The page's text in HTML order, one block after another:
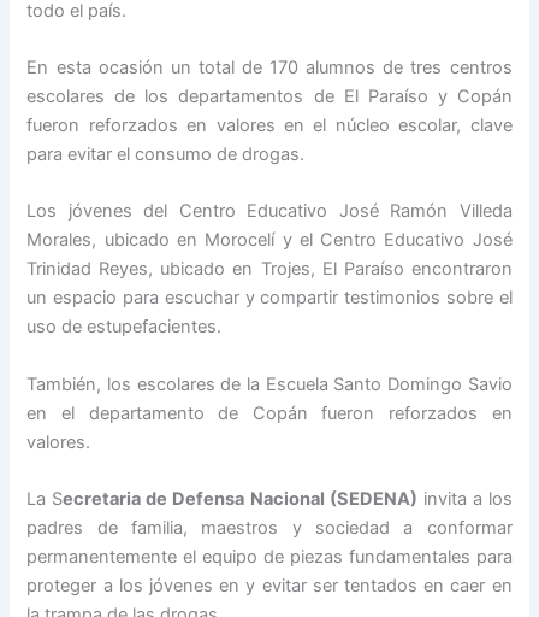
todo el país.
En esta ocasión un total de 170 alumnos de tres centros
escolares de los departamentos de El Paraíso y Copán
fueron reforzados en valores en el núcleo escolar, clave
para evitar el consumo de drogas.
Los jóvenes del Centro Educativo José Ramón Villeda
Morales, ubicado en Morocelí y el Centro Educativo José
Trinidad Reyes, ubicado en Trojes, El Paraíso encontraron
un espacio para escuchar y compartir testimonios sobre el
uso de estupefacientes.
También, los escolares de la Escuela Santo Domingo Savio
en el departamento de Copán fueron reforzados en
valores.
La Secretaria de Defensa Nacional (SEDENA) invita a los
padres de familia, maestros y sociedad a conformar
permanentemente el equipo de piezas fundamentales para
proteger a los jóvenes en y evitar ser tentados en caer en